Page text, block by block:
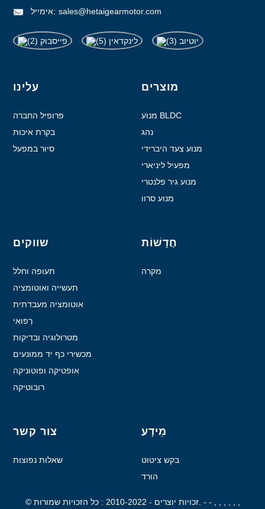
אימייל: sales@hetaigearmotor.com
עלינו
פרופיל החברה
בקרת איכות
סיור במפעל
מוצרים
מנוע BLDC
נהג
מנוע צעד היברידי
מפעיל ליניארי
מנוע גיר פלנטרי
מנוע סרוו
שווקים
תעופה וחלל
תעשייה ואוטומציה
אוטומציה מעבדתית
רְפוּאִי
מטרולוגיה ובדיקות
מכשירי כף יד ממונעים
אופטיקה ופוטוניקה
רובוטיקה
חֲדָשׁוֹת
מקרה
צור קשר
שאלות נפוצות
מֵידָע
בקש ציטוט
הורד
© זכויות יוצרים - 2010-2022 : כל הזכויות שמורות. - - , , , , , ,